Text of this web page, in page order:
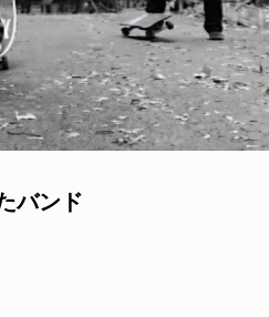
バンド